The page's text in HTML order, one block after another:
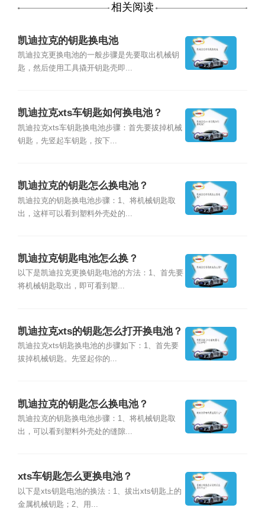
相关阅读
凯迪拉克的钥匙换电池
凯迪拉克更换电池的一般步骤是先要取出机械钥
匙，然后使用工具撬开钥匙壳即...
凯迪拉克xts车钥匙如何换电池？
凯迪拉克xts车钥匙换电池步骤：首先要拔掉机械
钥匙，先竖起车钥匙，按下...
凯迪拉克的钥匙怎么换电池？
凯迪拉克的钥匙换电池步骤：1、将机械钥匙取
出，这样可以看到塑料外壳处的...
凯迪拉克钥匙电池怎么换？
以下是凯迪拉克更换钥匙电池的方法：1、首先要
将机械钥匙取出，即可看到塑...
凯迪拉克xts的钥匙怎么打开换电池？
凯迪拉克xts钥匙换电池的步骤如下：1、首先要
拔掉机械钥匙。先竖起你的...
凯迪拉克的钥匙怎么换电池？
凯迪拉克的钥匙换电池步骤：1、将机械钥匙取
出，可以看到塑料外壳处的缝隙...
xts车钥匙怎么更换电池？
以下是xts钥匙电池的换法：1、拔出xts钥匙上的
金属机械钥匙；2、用...